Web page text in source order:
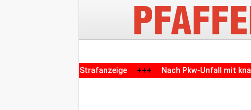
und Strafanzeige +++ Nach Pkw-Unfall mit knapp 2,4